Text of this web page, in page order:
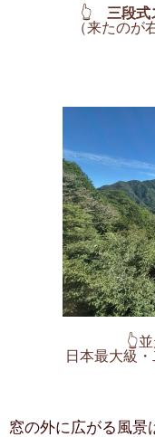
👆三段式
（来たのが
👆
日本最大級
窓の外に広がる風景